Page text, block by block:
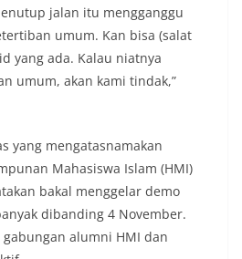
jalan itu mengganggu
umum. Kan bisa (salat
yang ada. Kalau niatnya
umum, akan kami tindak,”
yang mengatasnamakan
Mahasiswa Islam (HMI)
bakal menggelar demo
dibanding 4 November.
alumni HMI dan